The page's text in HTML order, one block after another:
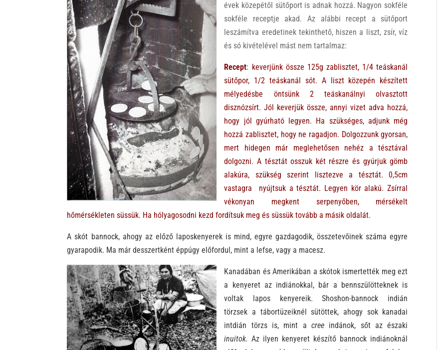
évek közepétől sütőport is adnak hozzá. Nagyon sokféle
sokféle receptje akad. Az alábbi recept a sütőport
leszámítva eredetinek tekinthető, hiszen a liszt, zsír, víz
és só kivételével mást nem tartalmaz:
Recept: keverjünk össze 125g zablisztet, 1/4 teáskanál
sütőpor, 1/2 teáskanál sót. A liszt közepén készített
mélyedésbe öntsünk 2 teáskanálnyi olvasztott
disznózsírt. Jól keverjük össze, annyi vizet adva hozzá,
hogy jól gyúrható legyen. Ha szükséges, adjunk még
hozzá zablisztet, hogy ne ragadjon. Dolgozzunk gyorsan,
mert hidegen már meglehetősen nehéz a tésztával
dolgozni. A tésztát osszuk két részre és gyúrjuk gömb
alakúra, szükség szerint lisztezve a tésztát. 0,5cm
vastagra nyújtsuk a tésztát. Legyen kör alakú. Zsírral
vékonyan megkent serpenyőben, mérsékelt
hőmérsékleten süssük. Ha hólyagosodni kezd fordítsuk meg és süssük tovább a másik oldalát.
A skót bannock, ahogy az előző laposkenyerek is mind, egyre gazdagodik, összetevőinek száma egyre
gyarapodik. Ma már desszertként éppúgy előfordul, mint a lefse, vagy a macesz.
Kanadában és Amerikában a skótok ismertették meg ezt
a kenyeret az indiánokkal, bár a bennszülötteknek is
voltak lapos kenyereik. Shoshon-bannock indián
törzsek a tábortüzeiknél sütöttek, ahogy sok kanadai
intdián törzs is, mint a cree indánok, sőt az északi
inuitok.Az ilyen kenyeret készítő bannock indiánoknál